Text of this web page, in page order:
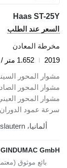
Haas ST-25Y
السعر عند الطلب
مخرطة المعادن
2019
1.652 متر / ساعة
مشوار المحور
مشوار المحور
مشوار المحور
سرعة عمود الدوران
ألمانيا، Kaiserslautern
GINDUMAC GmbH